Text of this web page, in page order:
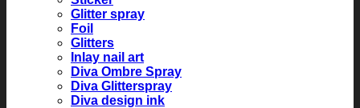
Glitter spray
Foil
Glitters
Inlay nail art
Diva Ombre Spray
Diva Glitterspray
Diva design ink